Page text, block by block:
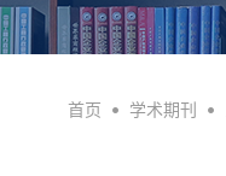
首页 • 学术期刊 •